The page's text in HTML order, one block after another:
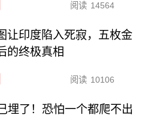
阅读 14564
让印度陷入死寂，五枚金
的终极真相
阅读 10106
埋了！恐怕一个都爬不出